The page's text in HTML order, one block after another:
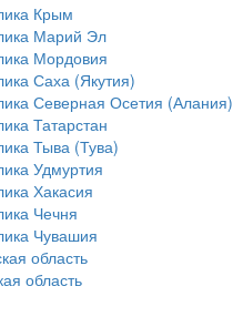
Крым
Марий Эл
Мордовия
Саха (Якутия)
Северная Осетия (Алания)
Татарстан
Тыва (Тува)
Удмуртия
Хакасия
Чечня
Чувашия
область
область